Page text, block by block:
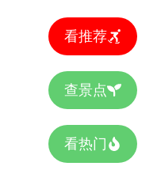
看推荐
查景点
看热门